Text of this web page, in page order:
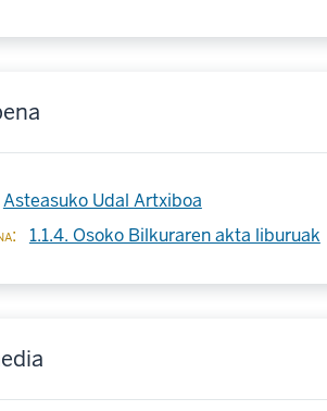
Asteasuko Udal Artxiboa
1.1.4. Osoko Bilkuraren akta liburuak